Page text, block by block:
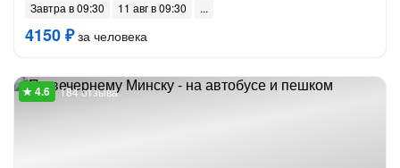
Завтра в 09:30 11 авг в 09:30
4150 ₽за человека
184 отзыва